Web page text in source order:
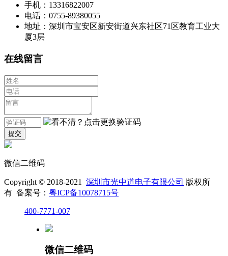
手机：13316822007
电话：0755-89380055
地址：深圳市宝安区新安街道兴东社区71区教育工业大
厦3层
在线留言
微信二维码
Copyright © 2018-2021 深圳市光中道电子有限公司 版权所
有 备案号： 粤ICP备10078715号
400-7771-007
微信二维码